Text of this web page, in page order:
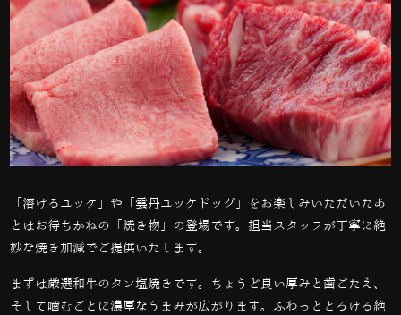
「溶けるユッケ」や「雲丹ユッケドッグ」をお楽しみいただいたあ
とはお待ちかねの「焼き物」の登場です。担当スタッフが丁寧に絶
妙な焼き加減でご提供いたします。
まずは厳選和牛のタン塩焼きです。ちょうど良い厚みと歯ごたえ、
そして噛むごとに濃厚なうまみが広がります。ふわっととろける絶